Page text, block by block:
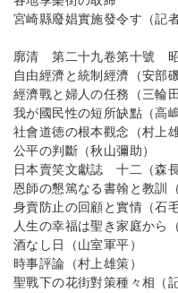
宮崎縣廢娼實施發令す（記者
廓清 第二十九卷第十號 昭
自由經濟と統制經濟（安部磯
經濟戰と婦人の任務（三輪田
我が國民性の短所缺點（高嶋
社會道徳の根本觀念（村上雄
公平の判斷（秋山彌助）
日本賣笑文獻誌 十二（森長
恩師の懇篤なる書翰と教訓
身賣防止の回顧と實情（石毛
人生の幸福は聖き家庭から
酒なし日（山室軍平）
時事評論（村上雄策）
聖戰下の花街對策種々相（記